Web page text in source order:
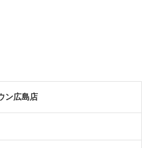
ン広島店